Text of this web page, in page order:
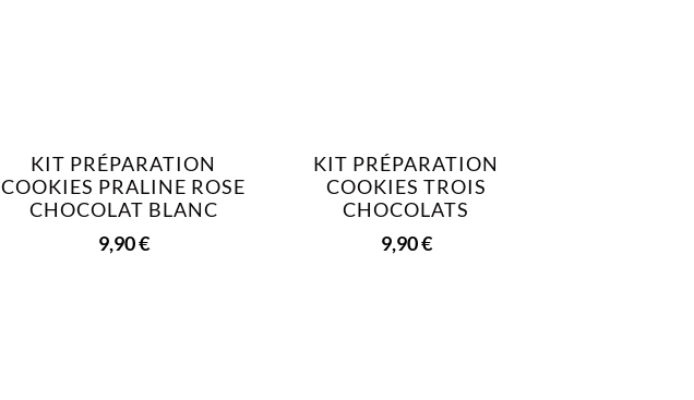
KIT PRÉPARATION
COOKIES PRALINE ROSE
CHOCOLAT BLANC
9,90€
KIT PRÉPARATION
COOKIES TROIS
CHOCOLATS
9,90€